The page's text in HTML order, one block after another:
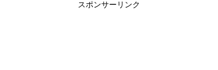
スポンサーリンク